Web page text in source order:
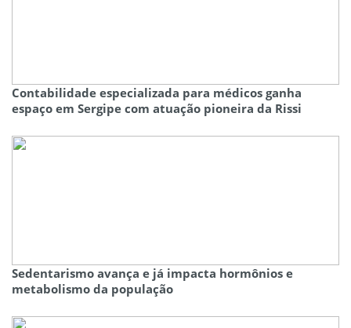
Contabilidade especializada para médicos ganha
espaço em Sergipe com atuação pioneira da Rissi
Sedentarismo avança e já impacta hormônios e
metabolismo da população